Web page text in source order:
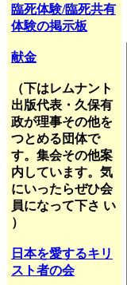
臨死体験/臨死共有
体験の掲示板
献金
（下はレムナント
出版代表・久保有
政が理事その他を
つとめる団体で
す。集会その他案
内しています。気
にいったらぜひ会
員になって下さ い
）
日本を愛するキリ
スト者の会